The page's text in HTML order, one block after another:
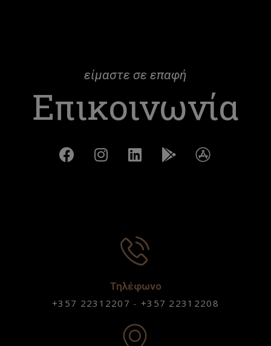
είμαστε σε επαφή
Επικοινωνία
Τηλέφωνο
+357 22312207 - +357 22312208